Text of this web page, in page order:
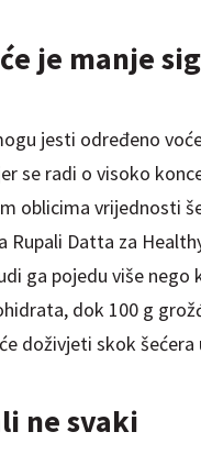
je manje
jesti određeno
se radi o visoko
oblicima vrijednosti
Rupali Datta za
ga pojedu više
dok 100 g
doživjeti skok šećera
ne svaki